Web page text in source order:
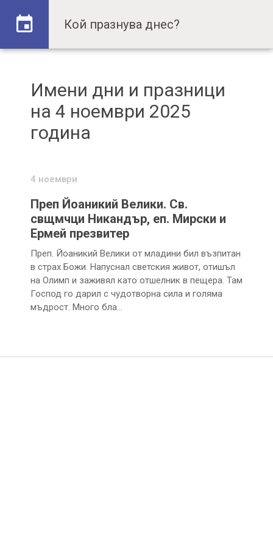
Имени дни и празници
на 4 ноември 2025
година
4 ноември
Преп Йоаникий Велики. Св.
свщмчци Никандър, еп. Мирски и
Ермей презвитер
Преп. Йоаникий Велики от младини бил възпитан
в страх Божи. Напуснал светския живот, отишъл
на Олимп и заживял като отшелник в пещера. Там
Господ го дарил с чудотворна сила и голяма
мъдрост. Много бла…